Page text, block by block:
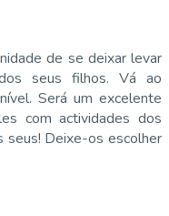
de se deixar levar
seus filhos. Vá ao
Será um excelente
com actividades dos
Deixe-os escolher